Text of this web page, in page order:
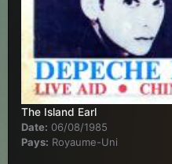
The Island Earl
Date: 06/08/1985
Pays: Royaume-Uni